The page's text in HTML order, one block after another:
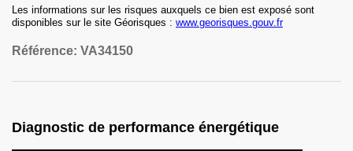
Les informations sur les risques auxquels ce bien est exposé sont
disponibles sur le site Géorisques : www.georisques.gouv.fr
Référence: VA34150
Diagnostic de performance énergétique